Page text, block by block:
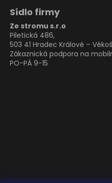
Sídlo firmy
Ze stromu s.r.o
Piletická 486,
503 41 Hradec Králové –
Zákaznická podpora na
PO-PÁ 9-15